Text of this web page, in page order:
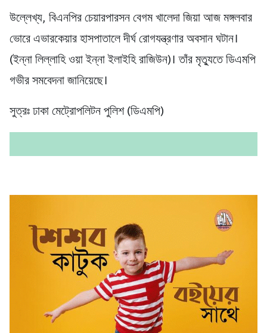
উল্লেখ্য, বিএনপির চেয়ারপারসন বেগম খালেদা জিয়া আজ মঙ্গলবার
ভোরে এভারকেয়ার হাসপাতালে দীর্ঘ রোগযন্ত্রণার অবসান ঘটান।
(ইন্না লিল্লাহি ওয়া ইন্না ইলাইহি রাজিউন)। তাঁর মৃত্যুতে ডিএমপি
গভীর সমবেদনা জানিয়েছে।
সুত্রঃ ঢাকা মেট্রোপলিটন পুলিশ (ডিএমপি)